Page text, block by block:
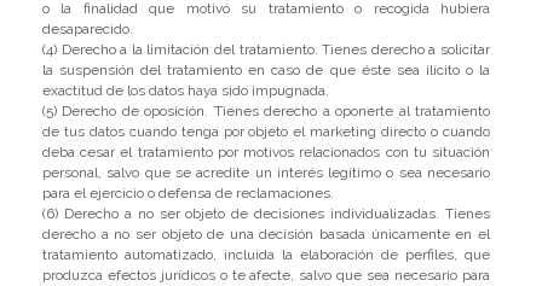
o la finalidad que motivó su tratamiento o recogida hubiera
desaparecido.
(4) Derecho a la limitación del tratamiento. Tienes derecho a solicitar
la suspensión del tratamiento en caso de que éste sea ilícito o la
exactitud de los datos haya sido impugnada.
(5) Derecho de oposición. Tienes derecho a oponerte al tratamiento
de tus datos cuando tenga por objeto el marketing directo o cuando
deba cesar el tratamiento por motivos relacionados con tu situación
personal, salvo que se acredite un interés legítimo o sea necesario
para el ejercicio o defensa de reclamaciones.
(6) Derecho a no ser objeto de decisiones individualizadas. Tienes
derecho a no ser objeto de una decisión basada únicamente en el
tratamiento automatizado, incluida la elaboración de perfiles, que
produzca efectos jurídicos o te afecte, salvo que sea necesario para